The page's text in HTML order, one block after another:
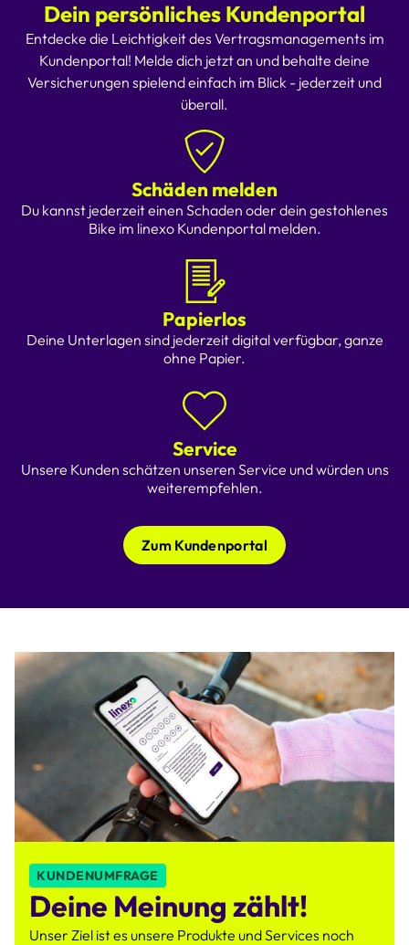
Dein persönliches Kundenportal
Entdecke die Leichtigkeit des Vertragsmanagements im
Kundenportal! Melde dich jetzt an und behalte deine
Versicherungen spielend einfach im Blick - jederzeit und
überall.
Schäden melden
Du kannst jederzeit einen Schaden oder dein gestohlenes
Bike im linexo Kundenportal melden.
Papierlos
Deine Unterlagen sind jederzeit digital verfügbar, ganze
ohne Papier.
Service
Unsere Kunden schätzen unseren Service und würden uns
weiterempfehlen.
Zum Kundenportal
KUNDENUMFRAGE
Deine Meinung zählt!
Unser Ziel ist es unsere Produkte und Services noch